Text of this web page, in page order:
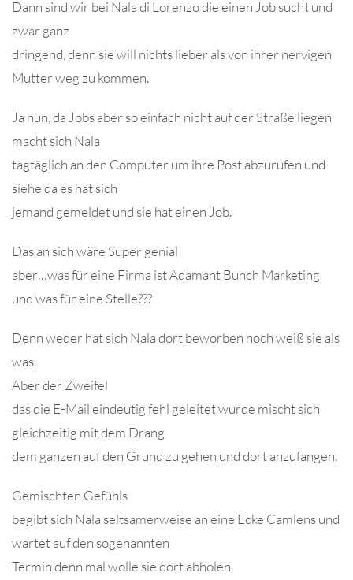
Dann sind wir bei Nala di Lorenzo die einen Job sucht und
zwar ganz
dringend, denn sie will nichts lieber als von ihrer nervigen
Mutter weg zu kommen.
Ja nun, da Jobs aber so einfach nicht auf der Straße liegen
macht sich Nala
tagtäglich an den Computer um ihre Post abzurufen und
siehe da es hat sich
jemand gemeldet und sie hat einen Job.
Das an sich wäre Super genial
aber…was für eine Firma ist Adamant Bunch Marketing
und was für eine Stelle???
Denn weder hat sich Nala dort beworben noch weiß sie als
was.
Aber der Zweifel
das die E-Mail eindeutig fehl geleitet wurde mischt sich
gleichzeitig mit dem Drang
dem ganzen auf den Grund zu gehen und dort anzufangen.
Gemischten Gefühls
begibt sich Nala seltsamerweise an eine Ecke Camlens und
wartet auf den sogenannten
Termin denn mal wolle sie dort abholen.